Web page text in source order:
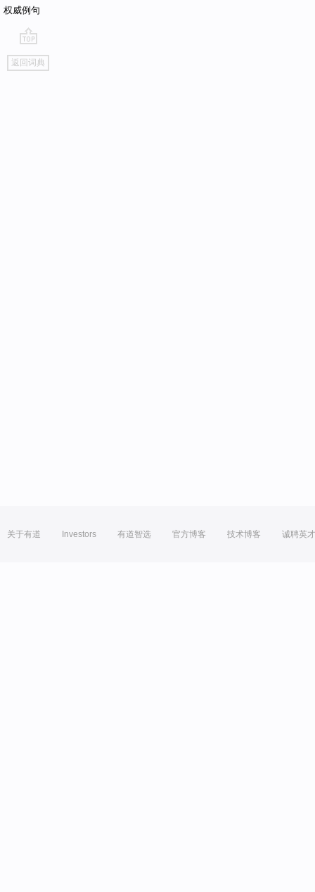
权威例句
go
top
返回词典
关于有道 Investors 有道智选 官方博客 技术博客 诚聘英才